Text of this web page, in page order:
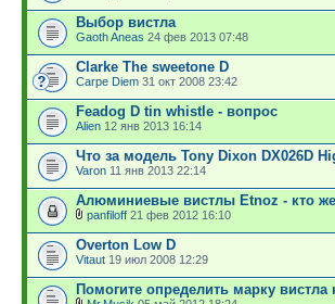
Выбор вистла
Gaoth Aneas 24 фев 2013 07:48
Clarke The sweetone D
Carpe Diem 31 окт 2008 23:42
Feadog D tin whistle - вопрос
Alien 12 янв 2013 16:14
Что за модель Tony Dixon DX026D
Varon 11 янв 2013 22:14
Алюминиевые вистлы Etnoz - кто
panfiloff 21 фев 2012 16:10
Overton Low D
Vitaut 19 июл 2008 12:29
Помогите определить марку вистла